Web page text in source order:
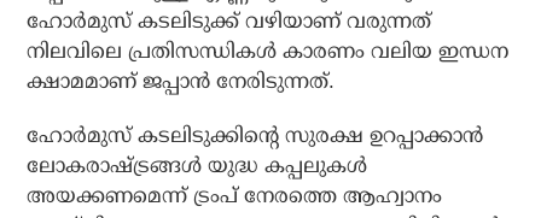
ഹോര്‍മുസ് കടലിടുക്ക് വഴിയാണ് വരുന്നത്
നിലവിലെ പ്രതിസന്ധികള്‍ കാരണം വലിയ ഇന്ധന
ക്ഷാമമാണ് ജപ്പാന്‍ നേരിടുന്നത്.
ഹോര്‍മുസ് കടലിടുക്കിന്റെ സുരക്ഷ ഉറപ്പാക്കാന്‍
ലോകരാഷ്ട്രങ്ങള്‍ യുദ്ധ കപ്പലുകള്‍
അയക്കണമെന്ന് ട്രംപ് നേരത്തെ ആഹ്വാനം